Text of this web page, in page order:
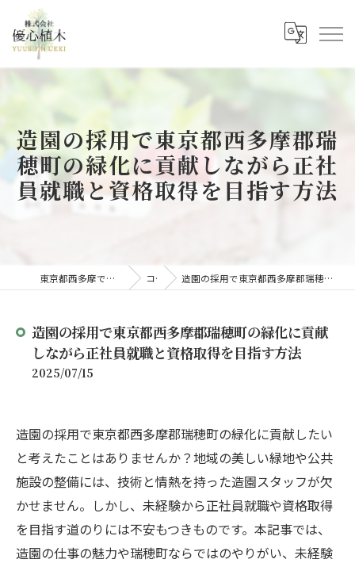
造園の採用で東京都西多摩郡瑞
穂町の緑化に貢献しながら正社
員就職と資格取得を目指す方法
東京都西多摩で造園の求人なら株式会社優心植木 コラム 造園の採用で東京都西多摩郡瑞穂町の緑化に貢献しながら正社員就職と資格取得を目指す方法
造園の採用で東京都西多摩郡瑞穂町の緑化に貢献
しながら正社員就職と資格取得を目指す方法
2025/07/15
造園の採用で東京都西多摩郡瑞穂町の緑化に貢献したい
と考えたことはありませんか？地域の美しい緑地や公共
施設の整備には、技術と情熱を持った造園スタッフが欠
かせません。しかし、未経験から正社員就職や資格取得
を目指す道のりには不安もつきものです。本記事では、
造園の仕事の魅力や瑞穂町ならではのやりがい、未経験